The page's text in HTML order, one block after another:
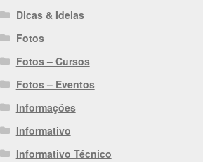
Dicas & Ideias
Fotos
Fotos – Cursos
Fotos – Eventos
Informações
Informativo
Informativo Técnico